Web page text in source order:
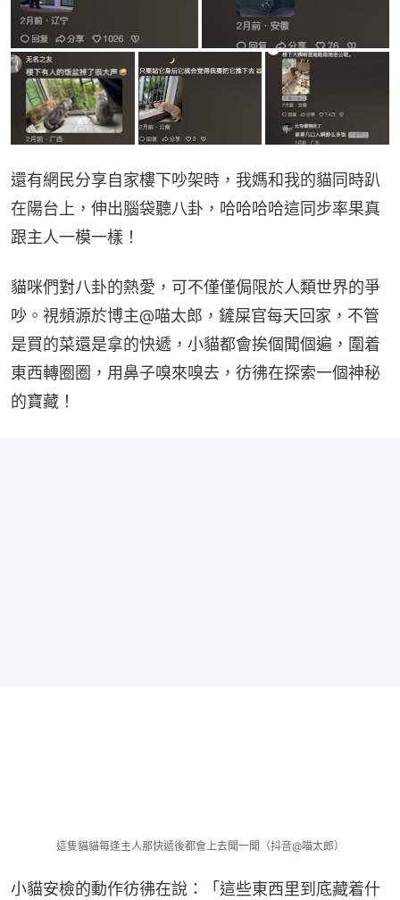
還有網民分享自家樓下吵架時，我媽和我的貓同時趴
在陽台上，伸出腦袋聽八卦，哈哈哈哈這同步率果真
跟主人一模一樣！
貓咪們對八卦的熱愛，可不僅僅侷限於人類世界的爭
吵。視頻源於博主@喵太郎，鏟屎官每天回家，不管
是買的菜還是拿的快遞，小貓都會挨個聞個遍，圍着
東西轉圈圈，用鼻子嗅來嗅去，彷彿在探索一個神秘
的寶藏！
這隻貓貓每逢主人那快遞後都會上去聞一聞（抖音@喵太郎）
小貓安檢的動作彷彿在說：「這些東西里到底藏着什